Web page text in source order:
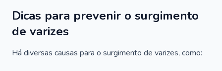
Dicas para prevenir o surgimento
de varizes
Há diversas causas para o surgimento de varizes, como: